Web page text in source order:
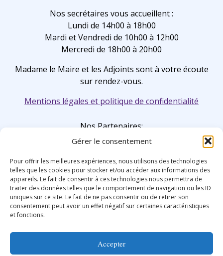
Gérer le consentement
Pour offrir les meilleures expériences, nous utilisons des technologies
telles que les cookies pour stocker et/ou accéder aux informations des
appareils. Le fait de consentir à ces technologies nous permettra de
traiter des données telles que le comportement de navigation ou les ID
uniques sur ce site. Le fait de ne pas consentir ou de retirer son
consentement peut avoir un effet négatif sur certaines caractéristiques
et fonctions.
Accepter
Nos secrétaires vous accueillent :
Lundi de 14h00 à 18h00
Mardi et Vendredi de 10h00 à 12h00
Mercredi de 18h00 à 20h00
Madame le Maire et les Adjoints sont à votre écoute
sur rendez-vous.
Mentions légales et politique de confidentialité
Nos Partenaires: